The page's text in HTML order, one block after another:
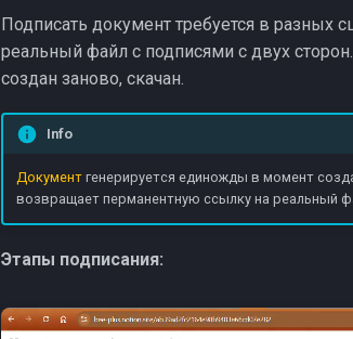
Подписать документ требуется в разных
реальный файл с подписями с двух
создан заново, скачан.
Info
Документгенерируется единожды в момент
возвращает перманентную ссылку на реальный
Этапы подписания: